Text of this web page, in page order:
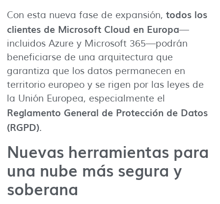
Con esta nueva fase de expansión, todos los
clientes de Microsoft Cloud en Europa—
incluidos Azure y Microsoft 365—podrán
beneficiarse de una arquitectura que
garantiza que los datos permanecen en
territorio europeo y se rigen por las leyes de
la Unión Europea, especialmente el
Reglamento General de Protección de Datos
(RGPD).
Nuevas herramientas para
una nube más segura y
soberana